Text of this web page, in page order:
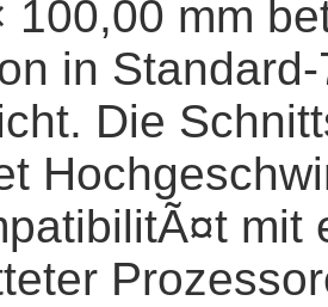
100,00 mm
in
Die
mit